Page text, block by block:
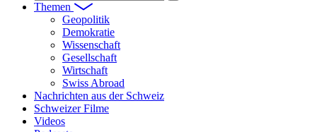
Themen
Geopolitik
Demokratie
Wissenschaft
Gesellschaft
Wirtschaft
Swiss Abroad
Nachrichten aus der Schweiz
Schweizer Filme
Videos